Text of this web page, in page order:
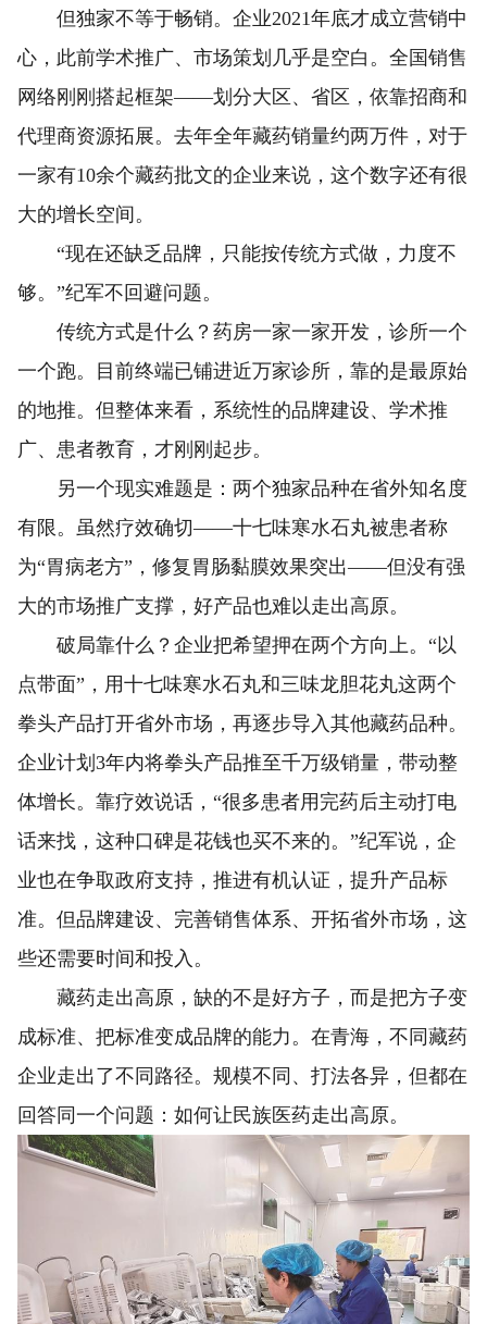
但独家不等于畅销。企业2021年底才成立营销中
心，此前学术推广、市场策划几乎是空白。全国销售
网络刚刚搭起框架——划分大区、省区，依靠招商和
代理商资源拓展。去年全年藏药销量约两万件，对于
一家有10余个藏药批文的企业来说，这个数字还有很
大的增长空间。
“现在还缺乏品牌，只能按传统方式做，力度不
够。”纪军不回避问题。
传统方式是什么？药房一家一家开发，诊所一个
一个跑。目前终端已铺进近万家诊所，靠的是最原始
的地推。但整体来看，系统性的品牌建设、学术推
广、患者教育，才刚刚起步。
另一个现实难题是：两个独家品种在省外知名度
有限。虽然疗效确切——十七味寒水石丸被患者称
为“胃病老方”，修复胃肠黏膜效果突出——但没有强
大的市场推广支撑，好产品也难以走出高原。
破局靠什么？企业把希望押在两个方向上。“以
点带面”，用十七味寒水石丸和三味龙胆花丸这两个
拳头产品打开省外市场，再逐步导入其他藏药品种。
企业计划3年内将拳头产品推至千万级销量，带动整
体增长。靠疗效说话，“很多患者用完药后主动打电
话来找，这种口碑是花钱也买不来的。”纪军说，企
业也在争取政府支持，推进有机认证，提升产品标
准。但品牌建设、完善销售体系、开拓省外市场，这
些还需要时间和投入。
藏药走出高原，缺的不是好方子，而是把方子变
成标准、把标准变成品牌的能力。在青海，不同藏药
企业走出了不同路径。规模不同、打法各异，但都在
回答同一个问题：如何让民族医药走出高原。